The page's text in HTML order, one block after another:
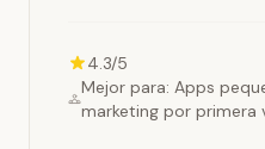
4.3/5
Mejor para: Apps
marketing por primera